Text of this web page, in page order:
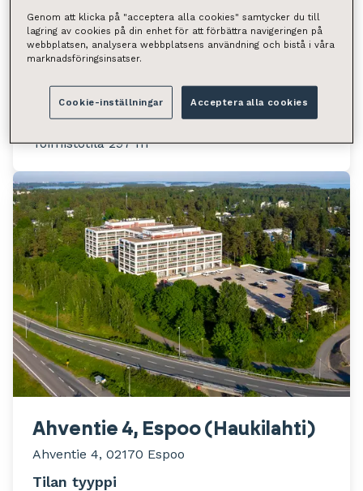
Ahventie 4, 02170 Espoo
Tilan tyyppi
Toimistotila 297 m²
Ahventie 4, Espoo (Haukilahti)
Ahventie 4, 02170 Espoo
Tilan tyyppi
Genom att klicka på "acceptera alla cookies" samtycker du till
lagring av cookies på din enhet för att förbättra navigeringen på
webbplatsen, analysera webbplatsens användning och bistå i våra
marknadsföringsinsatser.
Cookie-inställningar Acceptera alla cookies